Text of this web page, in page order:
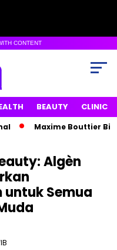
CONTENT
BEAUTY CLINIC
Maxime Bouttier Bikin
Algèn
untuk Semua